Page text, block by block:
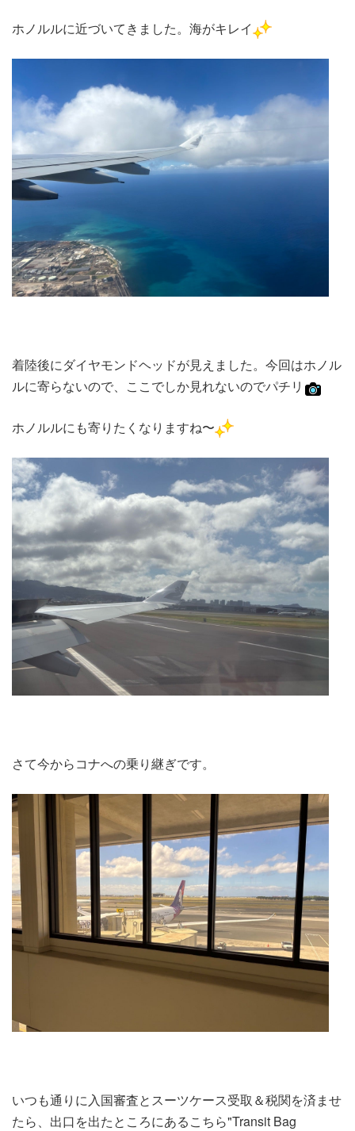
ホノルルに近づいてきました。海がキレイ
着陸後にダイヤモンドヘッドが見えました。今回はホノル
ルに寄らないので、ここでしか見れないのでパチリ
ホノルルにも寄りたくなりますね〜
さて今からコナへの乗り継ぎです。
いつも通りに入国審査とスーツケース受取＆税関を済ませ
たら、出口を出たところにあるこちら"Transit Bag